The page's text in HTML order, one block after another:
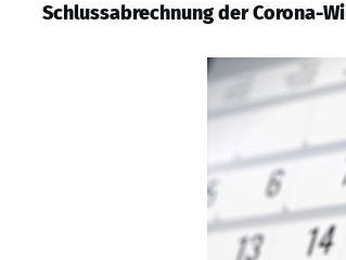
Schlussabrechnung der Corona-